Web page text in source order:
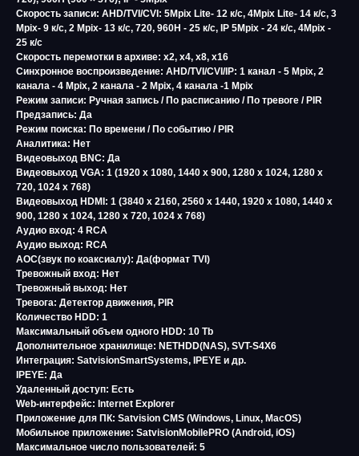
Скорость записи: AHD/TVI/CVI: 5Mpix Lite- 12 к/с, 4Mpix Lite- 14 к/с, 3
Mpix- 9 к/с, 2 Mpix- 13 к/с, 720, 960H - 25 к/с, IP 5Mpix - 24 к/с, 4Mpix -
25 к/с
Скорость перемотки в архиве: x2, x4, x8, x16
Синхронное воспроизведение: AHD/TVI/CVI/IP: 1 канал - 5 Mpix, 2
канала - 4 Mpix, 2 канала - 2 Mpix, 4 канала -1 Mpix
Режим записи: Ручная запись / По расписанию / По тревоге / PIR
Предзапись: Да
Режим поиска: По времени / По событию / PIR
Аналитика: Нет
Видеовыход BNC: Да
Видеовыход VGA: 1 (1920 x 1080, 1440 x 900, 1280 x 1024, 1280 x
720, 1024 x 768)
Видеовыход HDMI: 1 (3840 x 2160, 2560 x 1440, 1920 x 1080, 1440 x
900, 1280 x 1024, 1280 x 720, 1024 x 768)
Аудио вход: 4 RCA
Аудио выход: RCA
AOC(звук по коаксиалу): Да(формат TVI)
Тревожный вход: Нет
Тревожный выход: Нет
Тревога: Детектор движения, PIR
Количество HDD: 1
Максимальный объем одного HDD: 10 Tb
Дополнительное хранилище: NETHDD(NAS), SVT-S4X6
Интеграция: SatvisionSmartSystems, IPEYE и др.
IPEYE: Да
Удаленный доступ: Есть
Web-интерфейс: Internet Explorer
Приложение для ПК: Satvision CMS (Windows, Linux, MacOS)
Мобильное приложение: SatvisionMobilePRO (Android, iOS)
Максимальное число пользователей: 5